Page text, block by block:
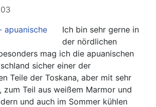
Ich bin sehr gerne in
der nördlichen
mag ich die apuanischen
sicher einer der
Teile der Toskana, aber mit sehr
zum Teil aus weißem Marmor und
und auch im Sommer kühlen